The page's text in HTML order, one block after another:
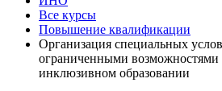
Все курсы
Повышение квалификации
Организация специальных
ограниченными возможностями
инклюзивном образовании